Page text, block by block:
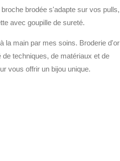
brodée s'adapte sur vos pulls,
avec goupille de sureté.
la main par mes soins. Broderie d'or
techniques, de matériaux et de
vous offrir un bijou unique.